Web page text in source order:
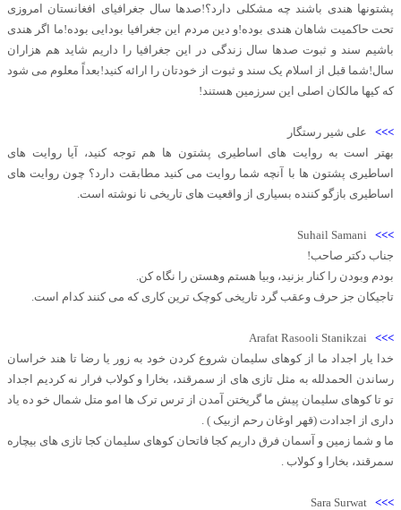
پشتونها هندی باشند چه مشکلی دارد؟!صدها سال جغرافیای افغانستان امروزی
تحت حاکمیت شاهان هندی بوده!و دین مردم این جغرافیا بودایی بوده!ما اگر هندی
باشیم سند و ثبوت صدها سال زندگی در این جغرافیا را داریم شاید هم هزاران
سال!شما قبل از اسلام یک سند و ثبوت از خودتان را ارائه کنید!بعداً معلوم می شود
که کیها مالکان اصلی این سرزمین هستند!
>>> علی شیر رستگار
بهتر است به روایت های اساطیری پشتون ها هم توجه کنید، آیا روایت های
اساطیری پشتون ها با آنچه شما روایت می کنید مطابقت دارد؟ چون روایت های
اساطیری بازگو کننده بسیاری از واقعیت های تاریخی نا نوشته است.
>>>
Suhail Samani
جناب دکتر صاحب!
بودم وبودن را کنار بزنید، وبیا هستم وهستن را نگاه کن.
تاجیکان جز حرف وعقب گرد تاریخی کوچک ترین کاری که می کنند کدام است.
>>>
Arafat Rasooli Stanikzai
خدا یار اجداد ما از کوهای سلیمان شروع کردن خود به زور یا رضا تا هند خراسان
رساندن الحمدلله به مثل تازی های از سمرقند، بخارا و کولاب فرار نه کردیم اجداد
تو تا کوهای سلیمان پیش ما گریختن آمدن از ترس ترک ها امو متل شمال خو ده یاد
داری از اجدادت (قهر اوغان رحم ازبیک ) .
ما و شما زمین و آسمان فرق داریم کجا فاتحان کوهای سلیمان کجا تازی های بیچاره
سمرقند، بخارا و کولاب .
>>>
Sara Surwat